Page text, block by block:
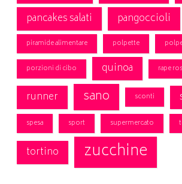
pancakes salati
pangoccioli
piramide alimentare polpette
porzioni di cibo quinoa rape
runner sano sconti
spesa sport supermercato
tortino zucchine